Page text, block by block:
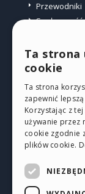
Przewodniki
Społeczność
PROFIL
Moje
Moje
Web
Ta strona
cookie
Ta strona
zapewnić
Korzystając z
używanie przez
cookie zgodnie
plików cookie.